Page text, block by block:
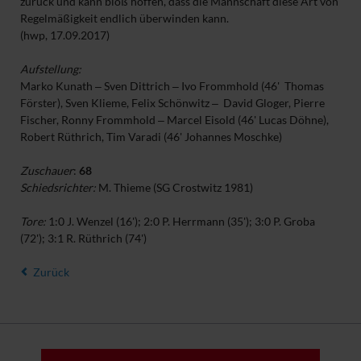
Regelmäßigkeit endlich überwinden kann.
(hwp, 17.09.2017)
Aufstellung:
Marko Kunath ‒ Sven Dittrich ‒ Ivo Frommhold (46' Thomas
Förster), Sven Klieme, Felix Schönwitz ‒ David Gloger, Pierre
Fischer, Ronny Frommhold ‒ Marcel Eisold (46' Lucas Döhne),
Robert Rüthrich, Tim Varadi (46' Johannes Moschke)
Zuschauer: 68
Schiedsrichter:M. Thieme (SG Crostwitz 1981)
Tore:1:0 J. Wenzel (16'); 2:0 P. Herrmann (35'); 3:0 P. Groba
(72'); 3:1 R. Rüthrich (74')
Zurück